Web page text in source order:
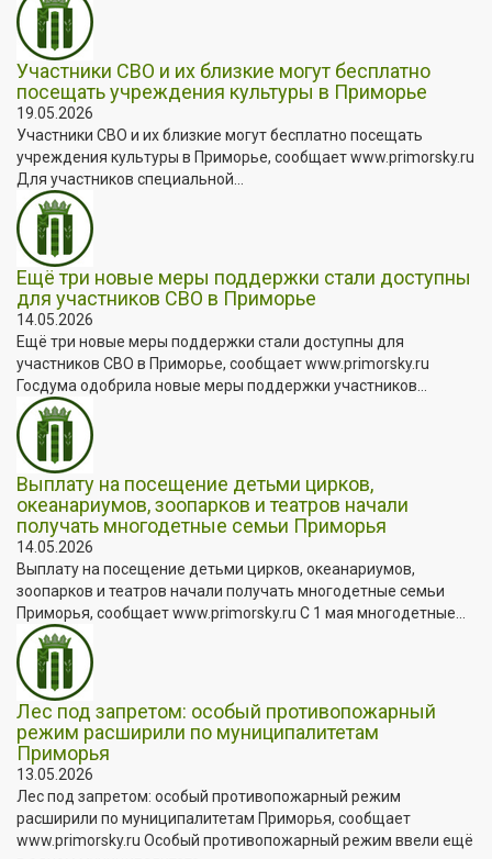
Участники СВО и их близкие могут бесплатно
посещать учреждения культуры в Приморье
19.05.2026
Участники СВО и их близкие могут бесплатно посещать
учреждения культуры в Приморье, сообщает www.primorsky.ru
Для участников специальной...
Ещё три новые меры поддержки стали доступны
для участников СВО в Приморье
14.05.2026
Ещё три новые меры поддержки стали доступны для
участников СВО в Приморье, сообщает www.primorsky.ru
Госдума одобрила новые меры поддержки участников...
Выплату на посещение детьми цирков,
океанариумов, зоопарков и театров начали
получать многодетные семьи Приморья
14.05.2026
Выплату на посещение детьми цирков, океанариумов,
зоопарков и театров начали получать многодетные семьи
Приморья, сообщает www.primorsky.ru С 1 мая многодетные...
Лес под запретом: особый противопожарный
режим расширили по муниципалитетам
Приморья
13.05.2026
Лес под запретом: особый противопожарный режим
расширили по муниципалитетам Приморья, сообщает
www.primorsky.ru Особый противопожарный режим ввели ещё